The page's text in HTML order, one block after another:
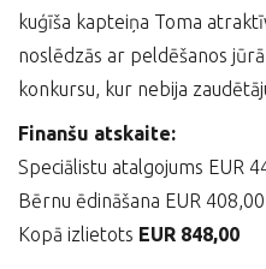
kuģīša kapteiņa Toma
noslēdzās ar peldēšanos
konkursu, kur nebija
Finanšu atskaite:
Speciālistu atalgojums EUR
Bērnu ēdināšana EUR 408,00
Kopā izlietots EUR 848,00